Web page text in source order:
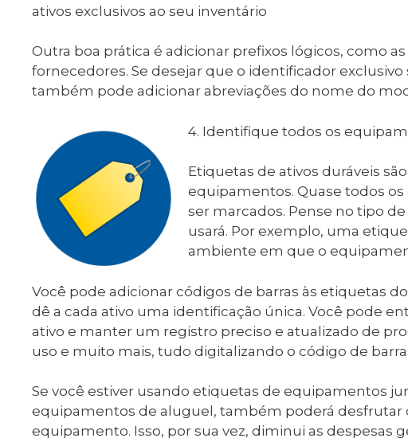
ativos exclusivos ao seu inventário
Outra boa prática é adicionar prefixos lógicos, como
fornecedores. Se desejar que o identificador
também pode adicionar abreviações do nome do
4. Identifique todos os
Etiquetas de ativos duráveis
equipamentos. Quase todos
ser marcados. Pense no tipo
usará. Por exemplo, uma
ambiente em que o
Você pode adicionar códigos de barras às etiquetas
dê a cada ativo uma identificação única. Você pode
ativo e manter um registro preciso e atualizado de
uso e muito mais, tudo digitalizando o código de
Se você estiver usando etiquetas de equipamentos
equipamentos de aluguel, também poderá desfrutar
equipamento. Isso, por sua vez, diminui as despesas